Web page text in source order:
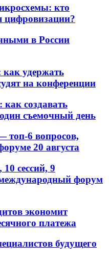
кто
цифровизации?
в России
как удержать
на конференции
создавать
съемочный день
топ-6 вопросов,
20 августа
сессий, 9
форум
экономит
платежа
будущего